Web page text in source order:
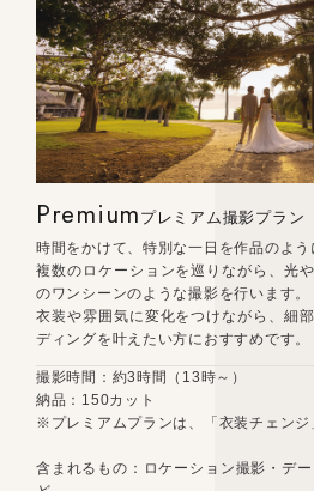
Premium プレミアム撮影プラン
時間をかけて、特別な一日を作品のよう
複数のロケーションを巡りながら、光
のワンシーンのような撮影を行います。
衣装や雰囲気に変化をつけながら、細
ディングを叶えたい方におすすめです。
撮影時間：約3時間（13時～）
納品：150カット
※プレミアムプランは、「衣装チェンジ
含まれるもの：ロケーション撮影・デ